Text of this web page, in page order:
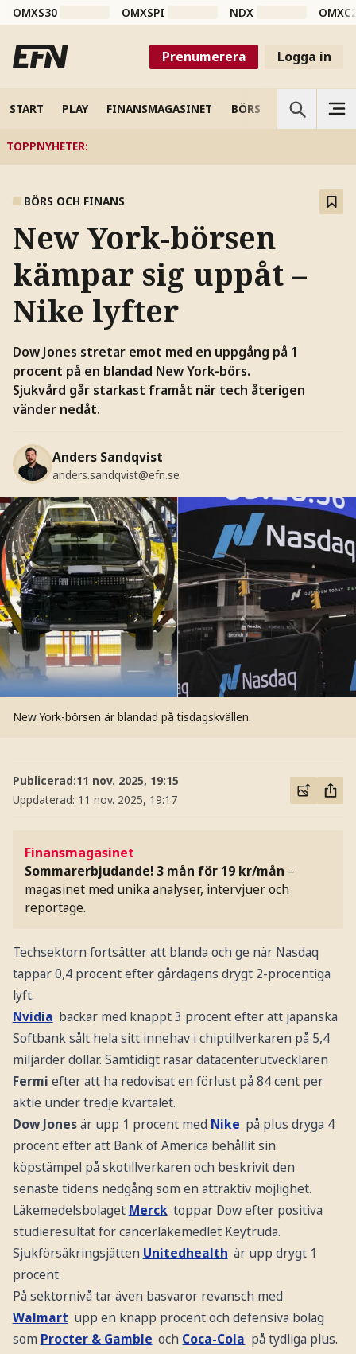
OMXS30 OMXSPI NDX
Prenumerera Logga in
START PLAY FINANSMAGASINET BÖRS VETENSKAP
TOPPNYHETER:
BÖRS OCH FINANS
New York-börsen
kämpar sig uppåt –
Nike lyfter
Dow Jones stretar emot med en uppgång på 1
procent på en blandad New York-börs.
Sjukvård går starkast framåt när tech återigen
vänder nedåt.
Anders Sandqvist
anders.sandqvist@efn.se
New York-börsen är blandad på tisdagskvällen.
Publicerad:11 nov. 2025, 19:15
Uppdaterad: 11 nov. 2025, 19:17
Finansmagasinet
Sommarerbjudande! 3 mån för 19 kr/mån –
magasinet med unika analyser, intervjuer och
reportage.
Techsektorn fortsätter att blanda och ge när Nasdaq
tappar 0,4 procent efter gårdagens drygt 2-procentiga
lyft.
Nvidia backar med knappt 3 procent efter att japanska
Softbank sålt hela sitt innehav i chiptillverkaren på 5,4
miljarder dollar. Samtidigt rasar datacenterutvecklaren
Fermi efter att ha redovisat en förlust på 84 cent per
aktie under tredje kvartalet.
Dow Jonesär upp 1 procent med Nike på plus dryga 4
procent efter att Bank of America behållit sin
köpstämpel på skotillverkaren och beskrivit den
senaste tidens nedgång som en attraktiv möjlighet.
Läkemedelsbolaget Merck toppar Dow efter positiva
studieresultat för cancerläkemedlet Keytruda.
Sjukförsäkringsjätten Unitedhealth är upp drygt 1
procent.
På sektornivå tar även basvaror revansch med
Walmart upp en knapp procent och defensiva bolag
som Procter & Gamble och Coca-Cola på tydliga plus.